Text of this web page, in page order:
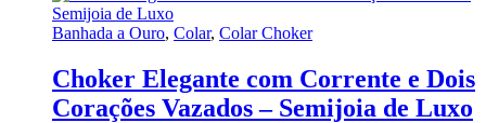
Banhada a Ouro, Colar, Colar Choker
Choker Elegante com Corrente e Dois
Corações Vazados – Semijoia de Luxo